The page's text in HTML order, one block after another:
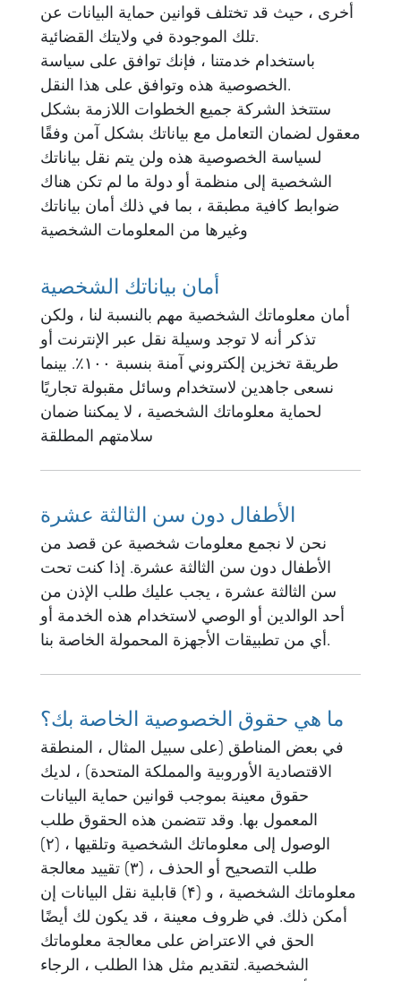
أخرى ، حيث قد تختلف قوانين حماية البيانات عن
تلك الموجودة في ولايتك القضائية.
باستخدام خدمتنا ، فإنك توافق على سياسة
الخصوصية هذه وتوافق على هذا النقل.
ستتخذ الشركة جميع الخطوات اللازمة بشكل
معقول لضمان التعامل مع بياناتك بشكل آمن وفقًا
لسياسة الخصوصية هذه ولن يتم نقل بياناتك
الشخصية إلى منظمة أو دولة ما لم تكن هناك
ضوابط كافية مطبقة ، بما في ذلك أمان بياناتك
وغيرها من المعلومات الشخصية
أمان بياناتك الشخصية
أمان معلوماتك الشخصية مهم بالنسبة لنا ، ولكن
تذكر أنه لا توجد وسيلة نقل عبر الإنترنت أو
طريقة تخزين إلكتروني آمنة بنسبة ۱۰۰٪. بينما
نسعى جاهدين لاستخدام وسائل مقبولة تجاريًا
لحماية معلوماتك الشخصية ، لا يمكننا ضمان
سلامتهم المطلقة
الأطفال دون سن الثالثة عشرة
نحن لا نجمع معلومات شخصية عن قصد من
الأطفال دون سن الثالثة عشرة. إذا كنت تحت
سن الثالثة عشرة ، يجب عليك طلب الإذن من
أحد الوالدين أو الوصي لاستخدام هذه الخدمة أو
أي من تطبيقات الأجهزة المحمولة الخاصة بنا.
ما هي حقوق الخصوصية الخاصة بك؟
في بعض المناطق (على سبيل المثال ، المنطقة
الاقتصادية الأوروبية والمملكة المتحدة) ، لديك
حقوق معينة بموجب قوانين حماية البيانات
المعمول بها. وقد تتضمن هذه الحقوق طلب
الوصول إلى معلوماتك الشخصية وتلقيها ، (۲)
طلب التصحيح أو الحذف ، (۳) تقييد معالجة
معلوماتك الشخصية ، و (۴) قابلية نقل البيانات إن
أمكن ذلك. في ظروف معينة ، قد يكون لك أيضًا
الحق في الاعتراض على معالجة معلوماتك
الشخصية. لتقديم مثل هذا الطلب ، الرجاء